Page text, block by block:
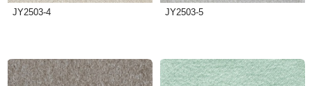
JY2503-4 JY2503-5